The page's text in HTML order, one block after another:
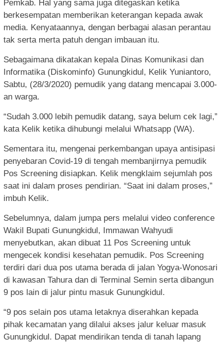
Pemkab. Hal yang sama juga ditegaskan ketika
berkesempatan memberikan keterangan kepada awak
media. Kenyataannya, dengan berbagai alasan perantau
tak serta merta patuh dengan imbauan itu.
Sebagaimana dikatakan kepala Dinas Komunikasi dan
Informatika (Diskominfo) Gunungkidul, Kelik Yuniantoro,
Sabtu, (28/3/2020) pemudik yang datang mencapai 3.000-
an warga.
“Sudah 3.000 lebih pemudik datang, saya belum cek lagi,”
kata Kelik ketika dihubungi melalui Whatsapp (WA).
Sementara itu, mengenai perkembangan upaya antisipasi
penyebaran Covid-19 di tengah membanjirnya pemudik
Pos Screening disiapkan. Kelik mengklaim sejumlah pos
saat ini dalam proses pendirian. “Saat ini dalam proses,”
imbuh Kelik.
Sebelumnya, dalam jumpa pers melalui video conference
Wakil Bupati Gunungkidul, Immawan Wahyudi
menyebutkan, akan dibuat 11 Pos Screening untuk
mengecek kondisi kesehatan pemudik. Pos Screening
terdiri dari dua pos utama berada di jalan Yogya-Wonosari
di kawasan Tahura dan di Terminal Semin serta dibangun
9 pos lain di jalur pintu masuk Gunungkidul.
“9 pos selain pos utama letaknya diserahkan kepada
pihak kecamatan yang dilalui akses jalur keluar masuk
Gunungkidul. Dapat mendirikan tenda di tanah lapang